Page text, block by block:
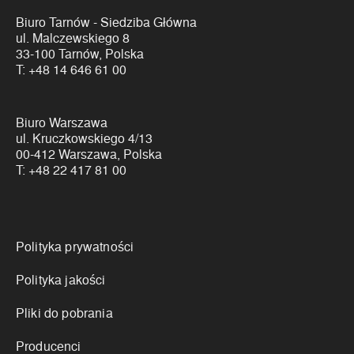
Biuro Tarnów - Siedziba Główna
ul. Malczewskiego 8
33-100 Tarnów, Polska
T: +48 14 646 61 00
Biuro Warszawa
ul. Kruczkowskiego 4/13
00-412 Warszawa, Polska
T: +48 22 417 81 00
Linki
Polityka prywatności
Polityka jakości
Pliki do pobrania
Producenci